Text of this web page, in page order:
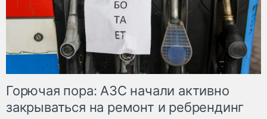
Горючая пора: АЗС начали активно
закрываться на ремонт и ребрендинг